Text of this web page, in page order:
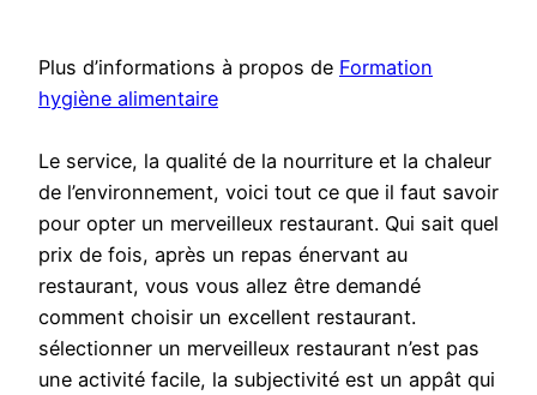
Plus d’informations à propos de Formation
hygiène alimentaire
Le service, la qualité de la nourriture et la chaleur
de l’environnement, voici tout ce que il faut savoir
pour opter un merveilleux restaurant. Qui sait quel
prix de fois, après un repas énervant au
restaurant, vous vous allez être demandé
comment choisir un excellent restaurant.
sélectionner un merveilleux restaurant n’est pas
une activité facile, la subjectivité est un appât qui